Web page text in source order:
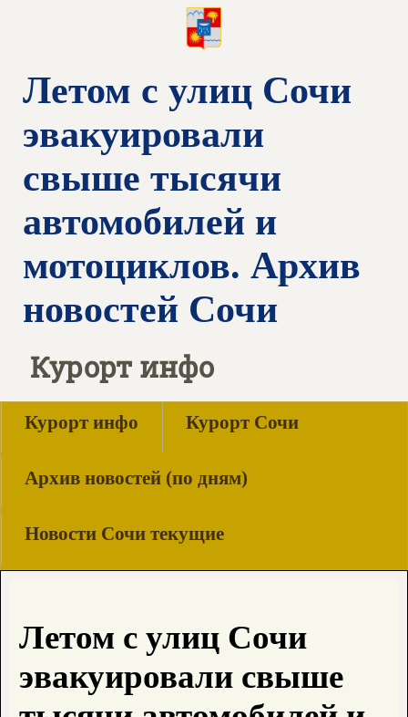
Летом с улиц Сочи
эвакуировали
свыше тысячи
автомобилей и
мотоциклов. Архив
новостей Сочи
Курорт инфо
Курорт инфо Курорт Сочи
Архив новостей (по дням)
Новости Сочи текущие
Летом с улиц Сочи
эвакуировали свыше